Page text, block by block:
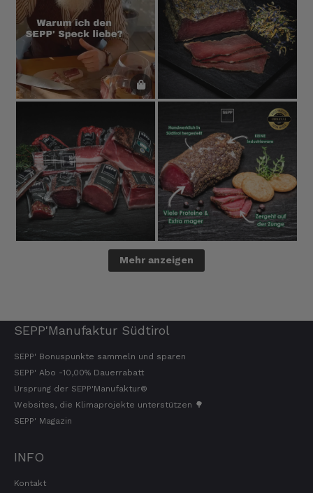
Mehr anzeigen
SEPP'Manufaktur Südtirol
SEPP' Bonuspunkte sammeln und sparen
SEPP' Abo -10,00% Dauerrabatt
Ursprung der SEPP'Manufaktur®
Websites, die Klimaprojekte unterstützen 🌳
SEPP' Magazin
INFO
Kontakt